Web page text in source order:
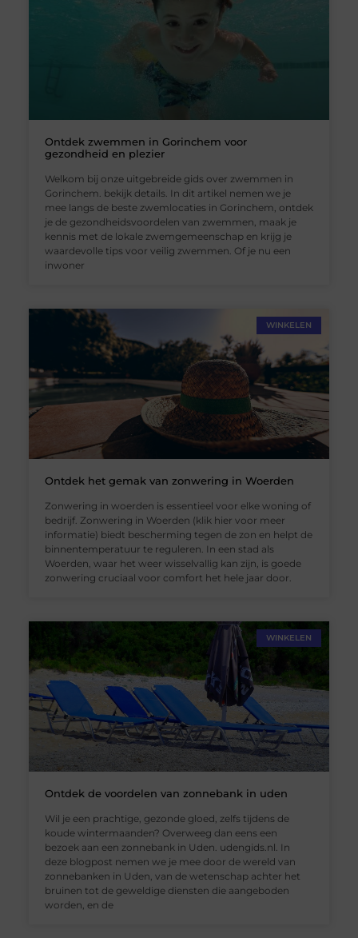
Ontdek zwemmen in Gorinchem voor
gezondheid en plezier
Welkom bij onze uitgebreide gids over zwemmen in
Gorinchem. bekijk details. In dit artikel nemen we je
mee langs de beste zwemlocaties in Gorinchem, ontdek
je de gezondheidsvoordelen van zwemmen, maak je
kennis met de lokale zwemgemeenschap en krijg je
waardevolle tips voor veilig zwemmen. Of je nu een
inwoner
WINKELEN
Ontdek het gemak van zonwering in Woerden
Zonwering in woerden is essentieel voor elke woning of
bedrijf. Zonwering in Woerden (klik hier voor meer
informatie) biedt bescherming tegen de zon en helpt de
binnentemperatuur te reguleren. In een stad als
Woerden, waar het weer wisselvallig kan zijn, is goede
zonwering cruciaal voor comfort het hele jaar door.
WINKELEN
Ontdek de voordelen van zonnebank in uden
Wil je een prachtige, gezonde gloed, zelfs tijdens de
koude wintermaanden? Overweeg dan eens een
bezoek aan een zonnebank in Uden. udengids.nl. In
deze blogpost nemen we je mee door de wereld van
zonnebanken in Uden, van de wetenschap achter het
bruinen tot de geweldige diensten die aangeboden
worden, en de